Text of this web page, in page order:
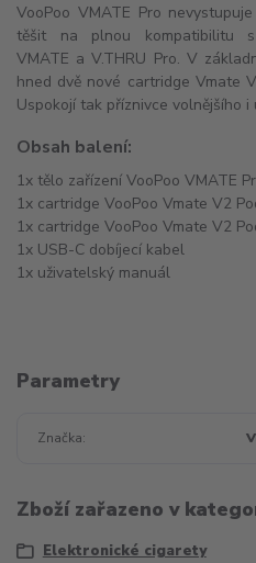
VooPoo VMATE Pro
těšit na plnou kompatibilitu
VMATE a V.THRU Pro. V
hned dvě nové cartridge Vmate
Uspokojí tak příznivce volnějšího i
Obsah balení:
1x tělo zařízení VooPoo VMATE
1x cartridge VooPoo Vmate V2
1x cartridge VooPoo Vmate V2
1x USB-C dobíjecí kabel
1x uživatelský manuál
Parametry
Značka
Zboží zařazeno v
Elektronické cigarety